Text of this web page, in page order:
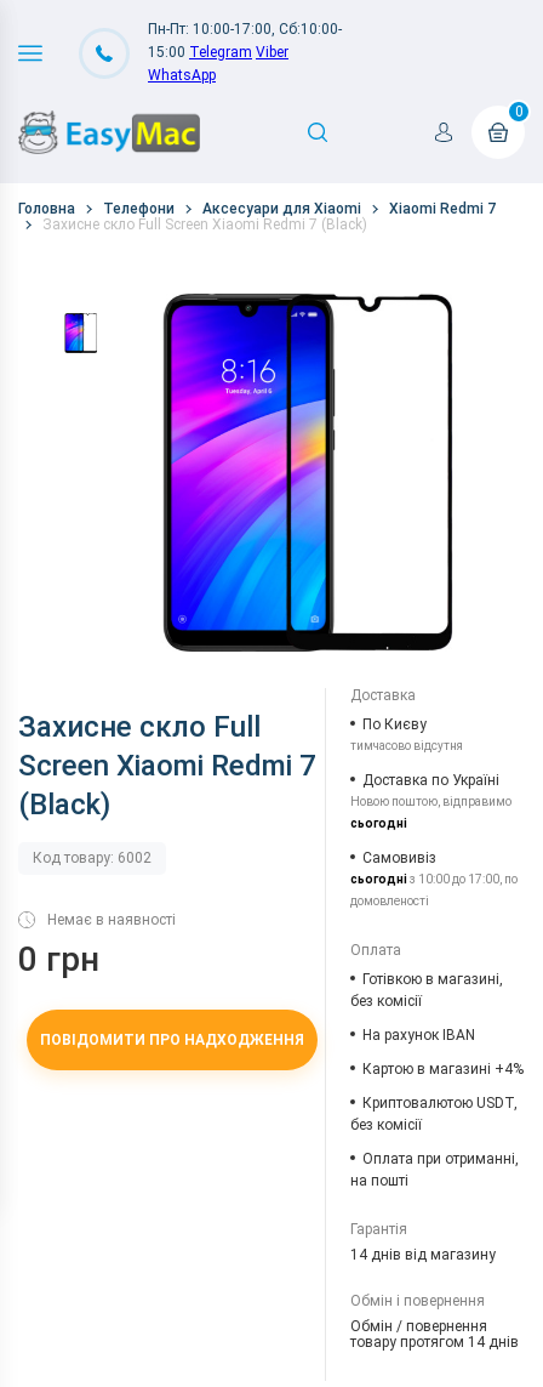
Пн-Пт: 10:00-17:00, Сб:10:00-
15:00 Telegram Viber
WhatsApp
0
Головна Телефони Аксесуари для Xiaomi
Xiaomi Redmi 7
Захисне скло Full Screen Xiaomi Redmi 7 (Black)
Захисне скло Full
Screen Xiaomi Redmi 7
(Black)
Код товару: 6002
Немає в наявності
0 грн
ПОВІДОМИТИ ПРО НАДХОДЖЕННЯ
Доставка
По Києву
тимчасово відсутня
Доставка по Україні
Новою поштою, відправимо
сьогодні
Самовивіз
сьогодніз 10:00 до 17:00, по
домовленості
Оплата
Готівкою в магазині,
без комісії
На рахунок IBAN
Картою в магазині +4%
Криптовалютою USDT,
без комісії
Оплата при отриманні,
на пошті
Гарантія
14 днів від магазину
Обмін і повернення
Обмін / повернення
товару протягом 14 днів